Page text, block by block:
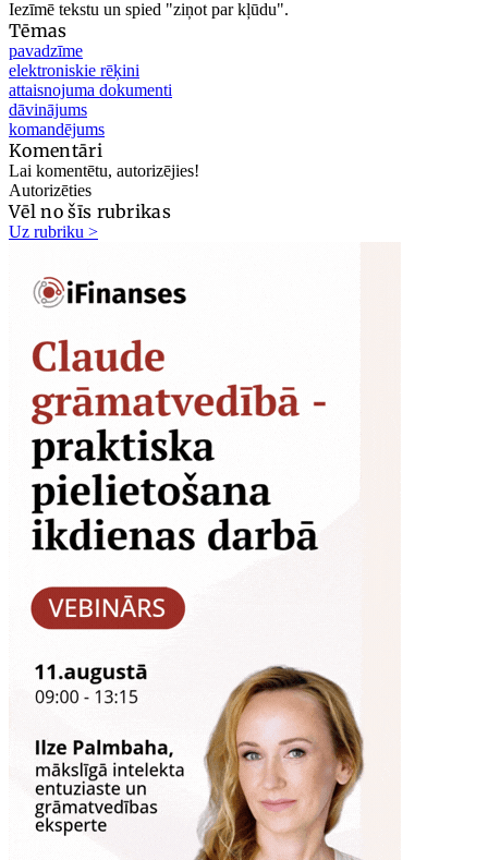
Iezīmē tekstu un spied "ziņot par kļūdu".
Tēmas
pavadzīme
elektroniskie rēķini
attaisnojuma dokumenti
dāvinājums
komandējums
Komentāri
Lai komentētu, autorizējies!
Autorizēties
Vēl no šīs rubrikas
Uz rubriku >